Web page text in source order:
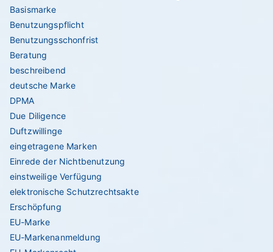
Basismarke
Benutzungspflicht
Benutzungsschonfrist
Beratung
beschreibend
deutsche Marke
DPMA
Due Diligence
Duftzwillinge
eingetragene Marken
Einrede der Nichtbenutzung
einstweilige Verfügung
elektronische Schutzrechtsakte
Erschöpfung
EU-Marke
EU-Markenanmeldung